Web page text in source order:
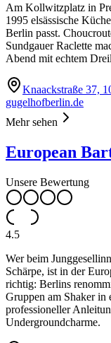
Am Kollwitzplatz in
1995 elsässische
Berlin passt.
Sundgauer Raclette
Abend mit echtem
Knaackstraße 37,
gugelhofberlin.de
Mehr sehen
European
Unsere Bewertung
4.5
Wer beim
Schärpe, ist in der
richtig: Berlins
Gruppen am Shaker
professioneller
Undergroundcharme.